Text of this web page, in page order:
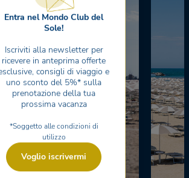
Entra nel Mondo Club del
Sole!
Iscriviti alla newsletter per
ricevere in anteprima offerte
consigli di viaggio e
uno sconto del 5%* sulla
prenotazione della tua
prossima vacanza
*Soggetto alle condizioni di
utilizzo
Voglio iscrivermi